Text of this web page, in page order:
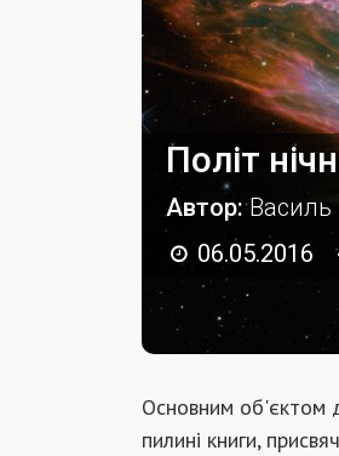
Політ
Автор:
06.05.2016
Основним об'єктом
пилині книги,